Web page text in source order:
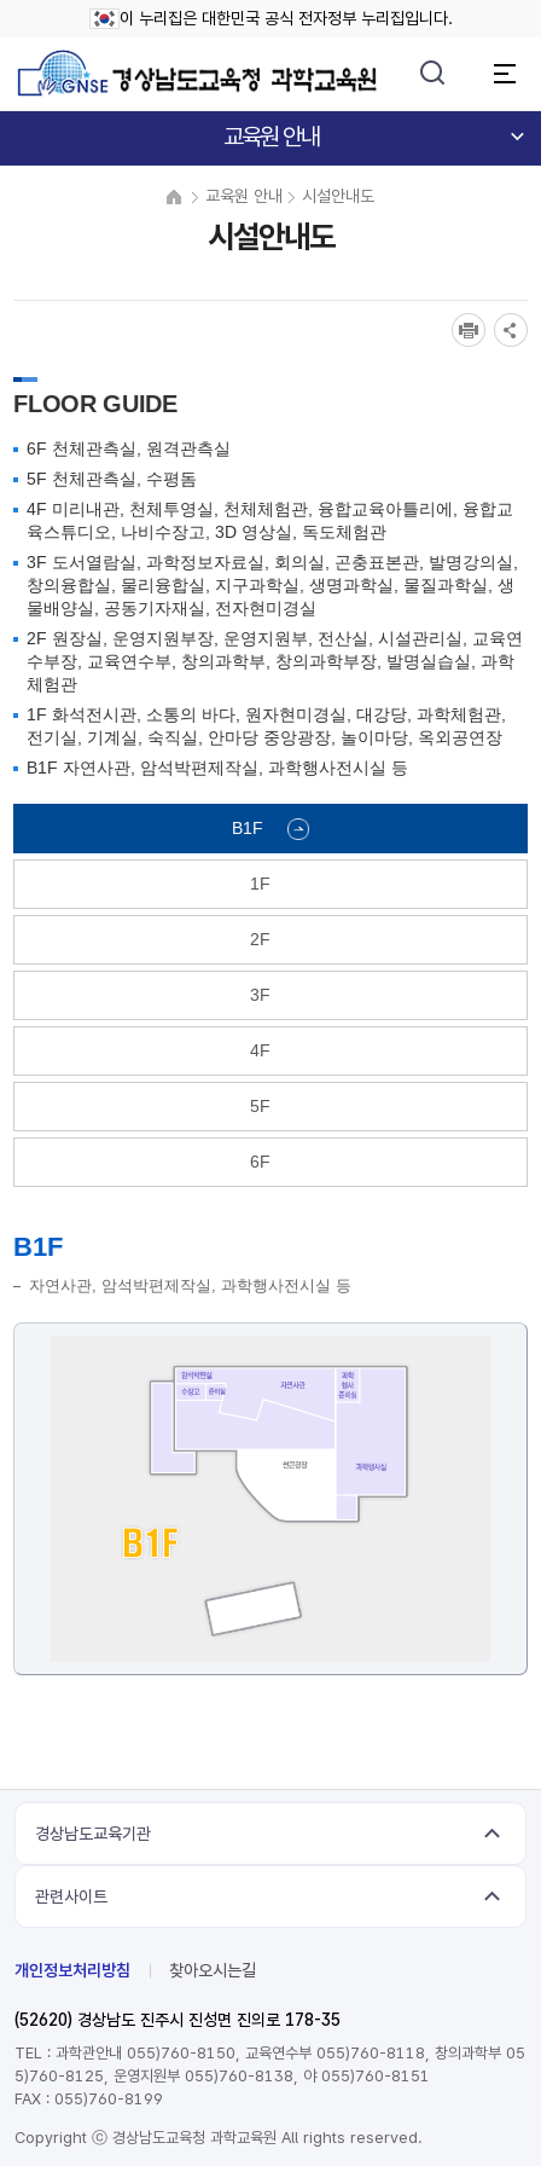
이 누리집은 대한민국 공식 전자정부 누리집입니다.
교육원 안내
교육원 안내 시설안내도
시설안내도
FLOOR GUIDE
6F 천체관측실, 원격관측실
5F 천체관측실, 수평돔
4F 미리내관, 천체투영실, 천체체험관, 융합교육아틀리에, 융합교
육스튜디오, 나비수장고, 3D 영상실, 독도체험관
3F 도서열람실, 과학정보자료실, 회의실, 곤충표본관, 발명강의실,
창의융합실, 물리융합실, 지구과학실, 생명과학실, 물질과학실, 생
물배양실, 공동기자재실, 전자현미경실
2F 원장실, 운영지원부장, 운영지원부, 전산실, 시설관리실, 교육연
수부장, 교육연수부, 창의과학부, 창의과학부장, 발명실습실, 과학
체험관
1F 화석전시관, 소통의 바다, 원자현미경실, 대강당, 과학체험관,
전기실, 기계실, 숙직실, 안마당 중앙광장, 놀이마당, 옥외공연장
B1F 자연사관, 암석박편제작실, 과학행사전시실 등
B1F
1F
2F
3F
4F
5F
6F
B1F
자연사관, 암석박편제작실, 과학행사전시실 등
경상남도교육기관
관련사이트
개인정보처리방침 찾아오시는길
(52620) 경상남도 진주시 진성면 진의로 178-35
TEL : 과학관안내 055)760-8150, 교육연수부 055)760-8118, 창의과학부 05
5)760-8125, 운영지원부 055)760-8138, 야 055)760-8151
FAX : 055)760-8199
Copyright ⓒ 경상남도교육청 과학교육원 All rights reserved.